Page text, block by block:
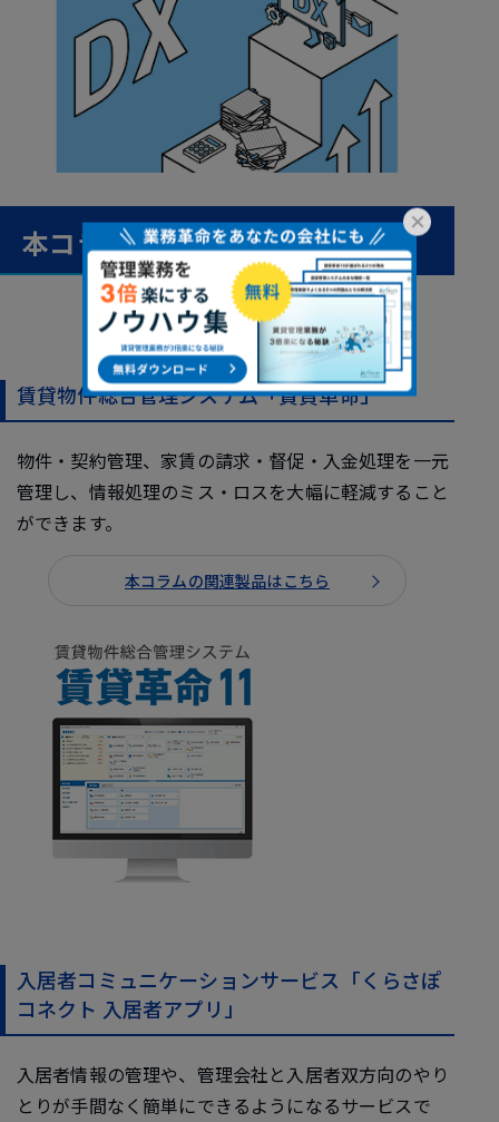
本コラム関連製品
賃貸物件総合管理システム「賃貸革命」
物件・契約管理、家賃の請求・督促・入金処理を一元
管理し、情報処理のミス・ロスを大幅に軽減すること
ができます。
本コラムの関連製品はこちら
入居者コミュニケーションサービス「くらさぽ
コネクト 入居者アプリ」
入居者情報の管理や、管理会社と入居者双方向のやり
とりが手間なく簡単にできるようになるサービスで
×